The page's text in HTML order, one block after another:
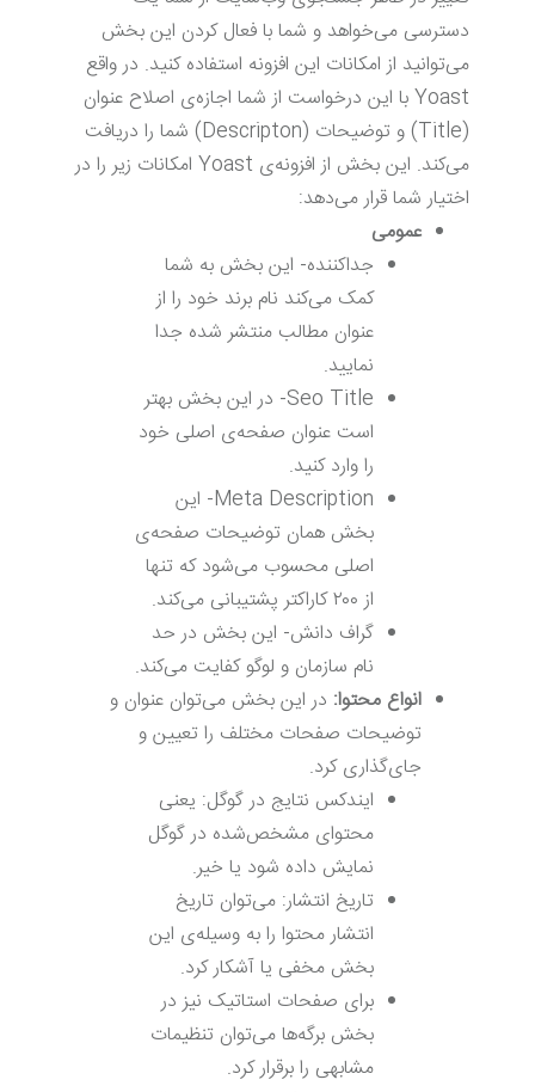
دسترسی می‌خواهد و شما با فعال کردن این بخش
می‌توانید از امکانات این افزونه استفاده کنید. در واقع
Yoast با این درخواست از شما اجازه‌ی اصلاح عنوان
(Title) و توضیحات (Descripton) شما را دریافت
می‌کند. این بخش از افزونه‌ی Yoast امکانات زیر را در
اختیار شما قرار می‌دهد:
عمومی
جداکننده- این بخش به شما
کمک می‌کند نام برند خود را از
عنوان مطالب منتشر شده جدا
نمایید.
Seo Title- در این بخش بهتر
است عنوان صفحه‌ی اصلی خود
را وارد کنید.
Meta Description- این
بخش همان توضیحات صفحه‌ی
اصلی محسوب می‌شود که تنها
از ۲۰۰ کاراکتر پشتیبانی می‌کند.
گراف دانش- این بخش در حد
نام سازمان و لوگو کفایت می‌کند.
انواع محتوا: در این بخش می‌توان عنوان و
توضیحات صفحات مختلف را تعیین و
جای‌گذاری کرد.
ایندکس نتایج در گوگل: یعنی
محتوای مشخص‌شده در گوگل
نمایش داده شود یا خیر.
تاریخ انتشار: می‌توان تاریخ
انتشار محتوا را به وسیله‌ی این
بخش مخفی یا آشکار کرد.
برای صفحات استاتیک نیز در
بخش برگه‌ها می‌توان تنظیمات
مشابهی را برقرار کرد.